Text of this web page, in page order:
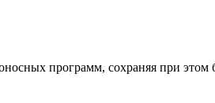
программ, сохраняя при этом